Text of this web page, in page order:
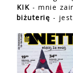
KIK - mnie
biżuterię -